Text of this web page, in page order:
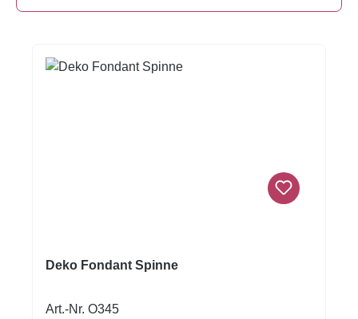
Deko Fondant Spinne
Art.-Nr. O345